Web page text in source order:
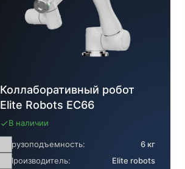
Коллаборативный робот
Elite Robots EC66
В наличии
Грузоподъемность:
6 кг
Производитель:
Elite robots